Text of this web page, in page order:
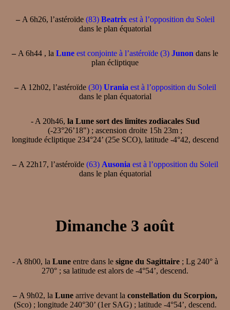
–A 6h26, l’astéroïde (83) Beatrixest à l’opposition du Soleil
dans le plan équatorial
– A 6h44 , la Lune est conjointe à l’astéroïde (3) Junon dans le
plan écliptique
–A 12h02, l’astéroïde (30) Urania est à l’opposition du Soleil
dans le plan équatorial
- A 20h46, la Lune sort des limites zodiacales Sud
(-23°26’18") ; ascension droite 15h 23m ;
longitude écliptique 234°24’ (25e SCO), latitude -4°42, descend
–A 22h17, l’astéroïde (63) Ausonia est à l’opposition du Soleil
dans le plan équatorial
Dimanche 3 août
- A 8h00, la Luneentre dans le signe du Sagittaire; Lg 240° à
270° ; sa latitude est alors de -4°54’, descend.
– A 9h02, la Lune arrive devant la constellation du Scorpion,
(Sco) ; longitude 240°30’ (1er SAG) ; latitude -4°54’, descend.